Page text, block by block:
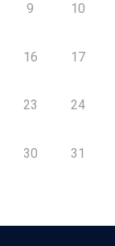
9 10
16 17
23 24
30 31